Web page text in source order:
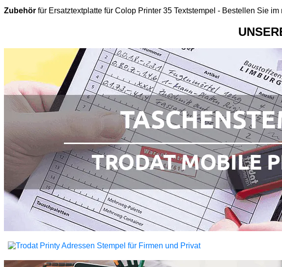
Zubehör für Ersatztextplatte für Colop Printer 35 Textstempel - Bestellen Sie im